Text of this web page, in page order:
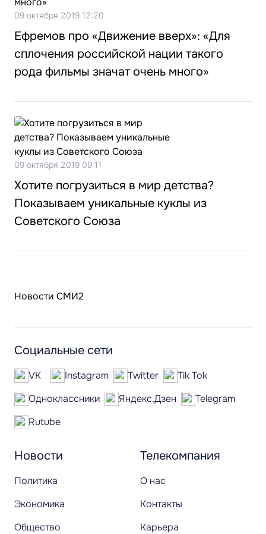
09 октября 2019 12:20
Ефремов про «Движение вверх»: «Для
сплочения российской нации такого
рода фильмы значат очень много»
09 октября 2019 09:11
Хотите погрузиться в мир детства?
Показываем уникальные куклы из
Советского Союза
Новости СМИ2
Новости
Политика
Экономика
Общество
Телекомпания
О нас
Контакты
Карьера
Социальные сети
VK Instagram Twitter
Tik Tok
Одноклассники
Яндекс.Дзен
Telegram
Rutube